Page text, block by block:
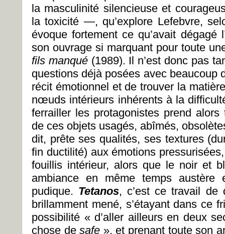
la masculinité silencieuse et
la toxicité —, qu’explore Lefebvre,
évoque fortement ce qu’avait dégagé
son ouvrage si marquant pour toute
fils manqué(1989). Il n’est donc pas
questions déjà posées avec beaucoup
récit émotionnel et de trouver la
nœuds intérieurs inhérents à la
ferrailler les protagonistes prend
de ces objets usagés, abîmés,
dit, prête ses qualités, ses textures
fin ductilité) aux émotions
fouillis intérieur, alors que le noir et
ambiance en même temps austère
pudique. Tetanos, c’est ce travail de
brillamment mené, s’étayant dans ce
possibilité « d’aller ailleurs en deux
chose desafe », et prenant toute son